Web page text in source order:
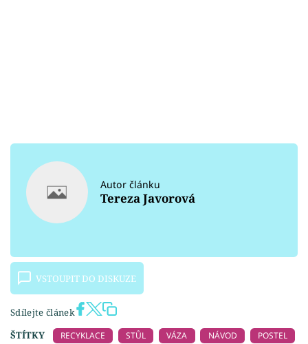
Autor článku
Tereza Javorová
VSTOUPIT DO DISKUZE
Sdílejte článek
ŠTÍTKY
RECYKLACE STŮL VÁZA NÁVOD
POSTEL